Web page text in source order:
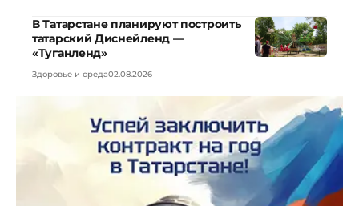
В Татарстане планируют построить
татарский Диснейленд —
«Туганленд»
Здоровье и среда02.08.2026